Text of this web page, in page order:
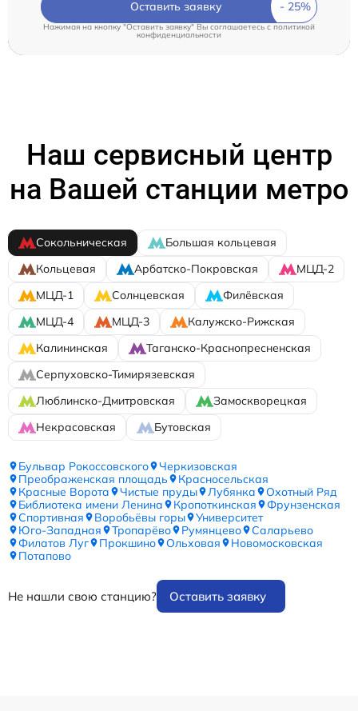
Оставить заявку
Нажимая на кнопку "Оставить заявку" Вы соглашаетесь cполитикой
конфиденциальности
Наш сервисный центр
на Вашей станции метро
Сокольническая
Большая кольцевая
Кольцевая
Арбатско-Покровская
МЦД-2
МЦД-1
Солнцевская
Филёвская
МЦД-4
МЦД-3
Калужско-Рижская
Калининская
Таганско-Краснопресненская
Серпуховско-Тимирязевская
Люблинско-Дмитровская
Замоскворецкая
Некрасовская
Бутовская
Бульвар Рокоссовского
Черкизовская
Преображенская площадь
Красносельская
Красные Ворота
Чистые пруды Лубянка
Охотный Ряд
Библиотека имени Ленина
Кропоткинская
Фрунзенская
Спортивная
Воробьёвы горы
Университет
Юго-Западная
Тропарёво Румянцево
Саларьево
Филатов Луг
Прокшино Ольховая
Новомосковская
Потапово
Не нашли свою станцию? Оставить заявку